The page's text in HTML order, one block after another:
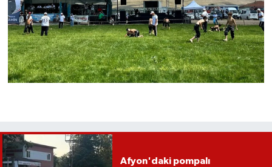
Afyon'daki pompalı